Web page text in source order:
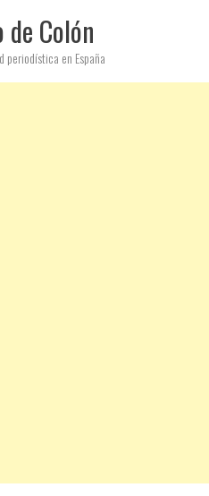
de Colón
periodística en España